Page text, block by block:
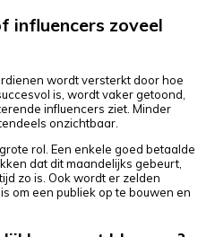
influencers zoveel
wordt versterkt door hoe
is, wordt vaker getoond,
influencers ziet. Minder
onzichtbaar.
rol. Een enkele goed betaalde
dat dit maandelijks gebeurt,
zo is. Ook wordt er zelden
om een publiek op te bouwen en